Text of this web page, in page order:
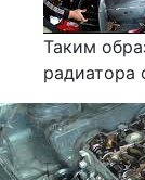
Таким
радиатора